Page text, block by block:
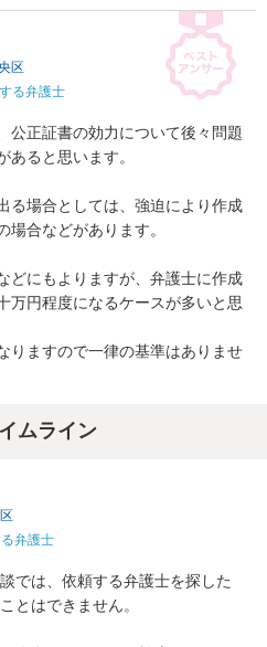
区
る弁護士
公正証書の効力について後々問題
ると思います。
る場合としては、強迫により作成
場合などがあります。
どにもよりますが、弁護士に作成
万円程度になるケースが多いと思
りますので一律の基準はありませ
ムライン
弁護士
では、依頼する弁護士を探した
とはできません。